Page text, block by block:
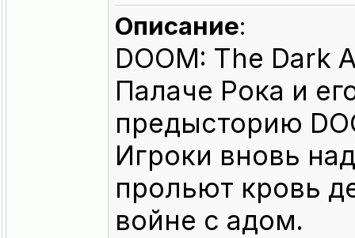
Описание:
DOOM: The Dark
Палаче Рока и
предысторию
Игроки вновь
прольют кровь
войне с адом.